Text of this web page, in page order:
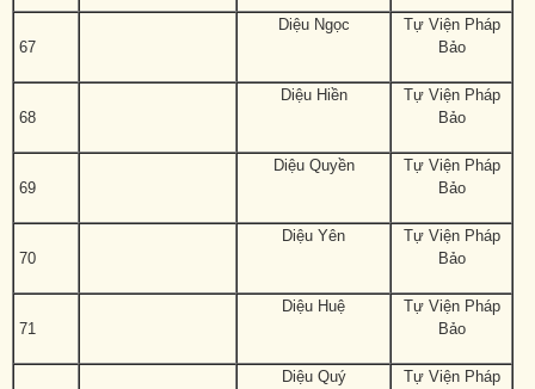
67
Diệu Ngọc
Tự Viện Pháp
Bảo
68
Diệu Hiền
Tự Viện Pháp
Bảo
69
Diệu Quyền
Tự Viện Pháp
Bảo
70
Diệu Yên
Tự Viện Pháp
Bảo
71
Diệu Huệ
Tự Viện Pháp
Bảo
Diệu Quý
Tự Viện Pháp